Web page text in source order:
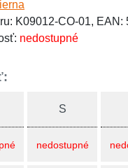
K09012-CO-01,
nedostupné
S
nedostupné